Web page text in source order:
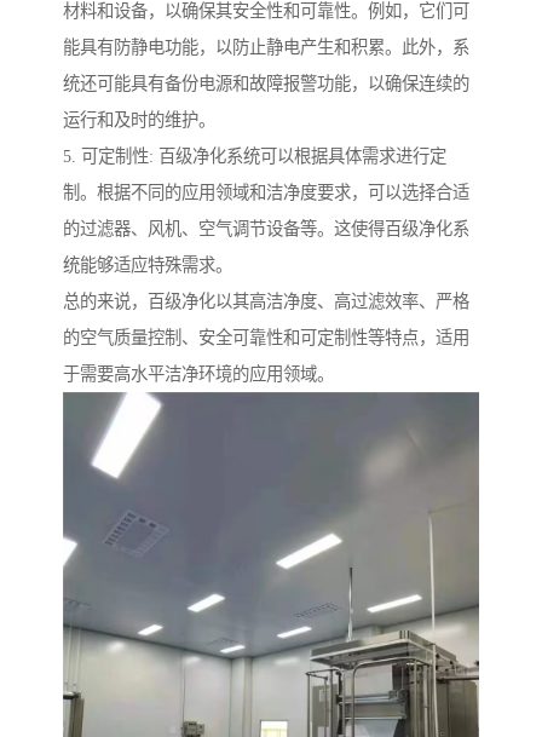
材料和设备，以确保其安全性和可靠性。例如，它们可
能具有防静电功能，以防止静电产生和积累。此外，系
统还可能具有备份电源和故障报警功能，以确保连续的
运行和及时的维护。
5. 可定制性: 百级净化系统可以根据具体需求进行定
制。根据不同的应用领域和洁净度要求，可以选择合适
的过滤器、风机、空气调节设备等。这使得百级净化系
统能够适应特殊需求。
总的来说，百级净化以其高洁净度、高过滤效率、严格
的空气质量控制、安全可靠性和可定制性等特点，适用
于需要高水平洁净环境的应用领域。